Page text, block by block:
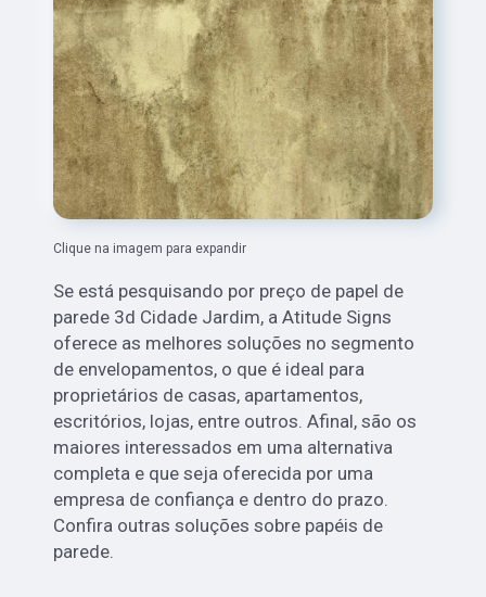
Clique na imagem para expandir
Se está pesquisando por preço de papel de
parede 3d Cidade Jardim, a Atitude Signs
oferece as melhores soluções no segmento
de envelopamentos, o que é ideal para
proprietários de casas, apartamentos,
escritórios, lojas, entre outros. Afinal, são os
maiores interessados em uma alternativa
completa e que seja oferecida por uma
empresa de confiança e dentro do prazo.
Confira outras soluções sobre papéis de
parede.